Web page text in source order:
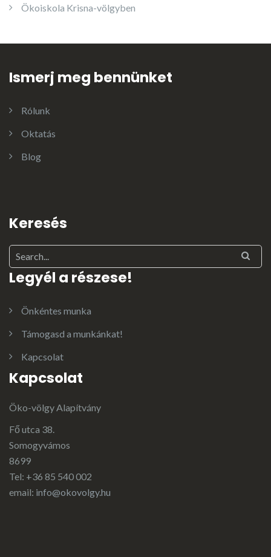
Ökoiskola Krisna-völgyben
Ismerj meg bennünket
Rólunk
Oktatás
Blog
Keresés
Legyél a részese!
Önkéntes munka
Támogasd a munkánkat!
Kapcsolat
Kapcsolat
Öko-völgy Alapítvány
Fő utca 38.
Somogyvámos
8699
Tel: +36 85 540 002
email: info@okovolgy.hu